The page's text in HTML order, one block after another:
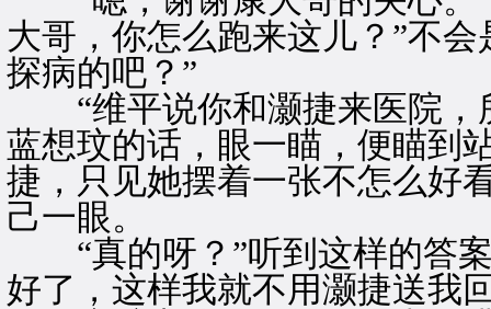
大哥，你怎么跑来这儿？”不
探病的吧？”
“维平说你和灏捷来医院，
蓝想玟的话，眼一瞄，便瞄到
捷，只见她摆着一张不怎么好
己一眼。
“真的呀？”听到这样的答案
好了，这样我就不用灏捷送我